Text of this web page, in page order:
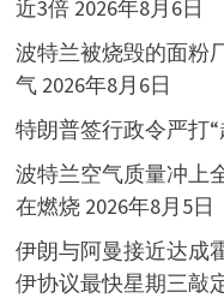
近3倍 2026年8月6日
波特兰被烧毁的面粉
气 2026年8月6日
特朗普签行政令严打“
波特兰空气质量冲上
在燃烧 2026年8月5日
伊朗与阿曼接近达成
伊协议最快星期三敲